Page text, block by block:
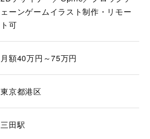
ェーンゲームイラスト制作・リモー
ト可
月額40万円～75万円
東京都港区
三田駅